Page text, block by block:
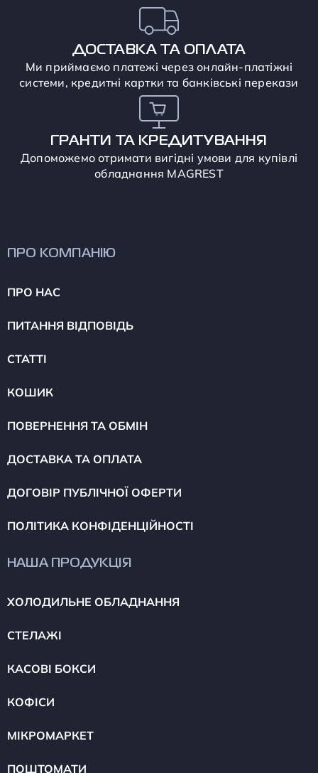
ДОСТАВКА ТА ОПЛАТА
Ми приймаємо платежі через онлайн-платіжні
системи, кредитні картки та банківські перекази
ГРАНТИ ТА КРЕДИТУВАННЯ
Допоможемо отримати вигідні умови для купівлі
обладнання MAGREST
ПРО КОМПАНІЮ
ПРО НАС
ПИТАННЯ ВІДПОВІДЬ
СТАТТІ
КОШИК
ПОВЕРНЕННЯ ТА ОБМІН
ДОСТАВКА ТА ОПЛАТА
ДОГОВІР ПУБЛІЧНОЇ ОФЕРТИ
ПОЛІТИКА КОНФІДЕНЦІЙНОСТІ
НАША ПРОДУКЦІЯ
ХОЛОДИЛЬНЕ ОБЛАДНАННЯ
СТЕЛАЖІ
КАСОВІ БОКСИ
КОФІСИ
МІКРОМАРКЕТ
ПОШТОМАТИ